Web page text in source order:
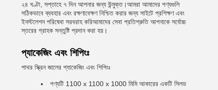
২৪ ঘণ্টা, সপ্তাহে ৭ দিন আপনার জন্য উন্মুক্ত।আমরা আমাদের পণ্যগুলি
সঠিকভাবে ব্যবহার এবং রক্ষণাবেক্ষণ নিশ্চিত করার জন্য সাইটে প্রশিক্ষণ এবং
ইনস্টলেশন পরিষেবা সরবরাহ করিআমাদের সেবা প্রতিশ্রুতি আপনাকে সর্বোচ্চ
স্তরের গ্রাহক সন্তুষ্টি প্রদান করা হয়।
প্যাকেজিং এবং শিপিংঃ
পাথর স্ক্রিন জালের প্যাকেজিং এবং শিপিংঃ
পণ্যটি 1100 x 1100 x 1000 মিমি আকারের একটি সিলড